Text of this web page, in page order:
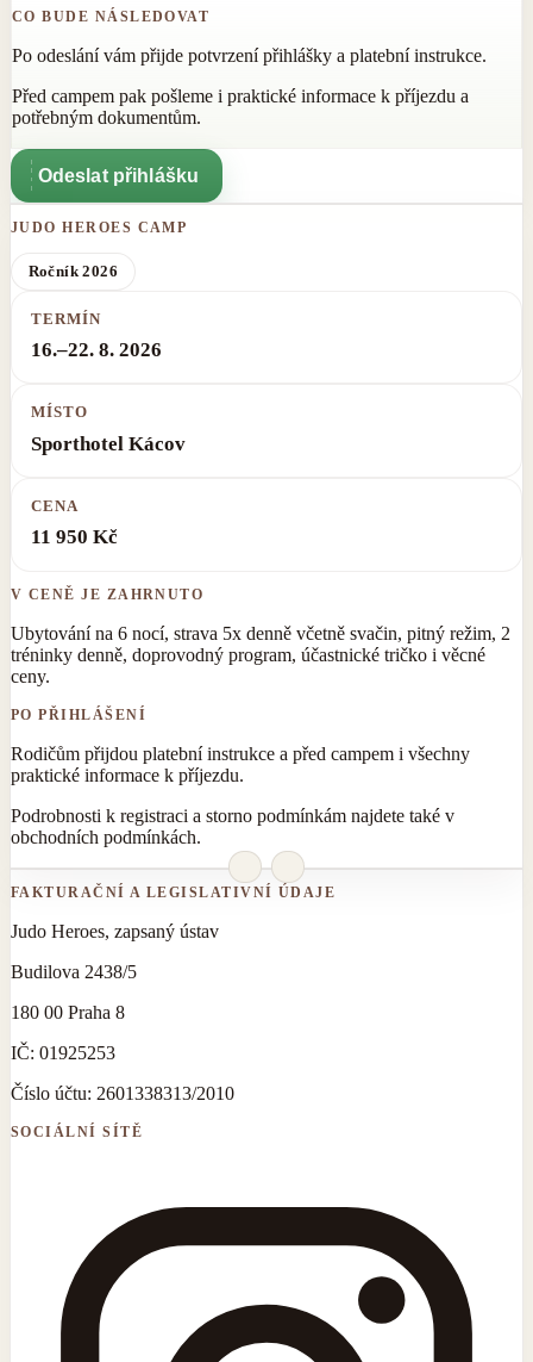
CO BUDE NÁSLEDOVAT
Po odeslání vám přijde potvrzení přihlášky a platební instrukce.
Před campem pak pošleme i praktické informace k příjezdu a
potřebným dokumentům.
Odeslat přihlášku
JUDO HEROES CAMP
Ročník 2026
TERMÍN
16.–22. 8. 2026
MÍSTO
Sporthotel Kácov
CENA
11 950 Kč
V CENĚ JE ZAHRNUTO
Ubytování na 6 nocí, strava 5x denně včetně svačin, pitný režim, 2
tréninky denně, doprovodný program, účastnické tričko i věcné
ceny.
PO PŘIHLÁŠENÍ
Rodičům přijdou platební instrukce a před campem i všechny
praktické informace k příjezdu.
Podrobnosti k registraci a storno podmínkám najdete také v
obchodních podmínkách.
FAKTURAČNÍ A LEGISLATIVNÍ ÚDAJE
Judo Heroes, zapsaný ústav
Budilova 2438/5
180 00 Praha 8
IČ: 01925253
Číslo účtu: 2601338313/2010
SOCIÁLNÍ SÍTĚ